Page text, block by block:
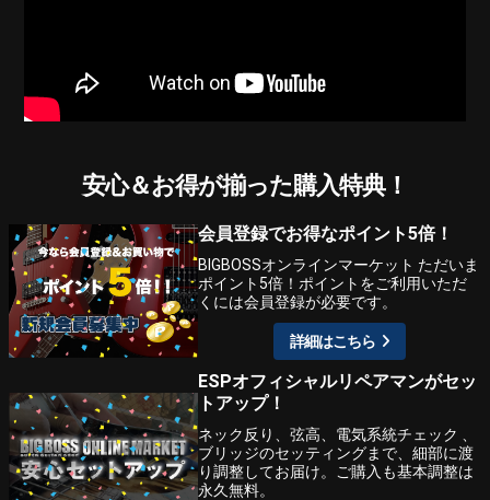
安心＆お得が揃った購入特典！
会員登録でお得なポイント5倍！
BIGBOSSオンラインマーケット ただいま
ポイント5倍！ポイントをご利用いただ
くには会員登録が必要です。
詳細はこちら
ESPオフィシャルリペアマンがセッ
トアップ！
ネック反り、弦高、電気系統チェック 、
ブリッジのセッティングまで、細部に渡
り調整してお届け。ご購入も基本調整は
永久無料。